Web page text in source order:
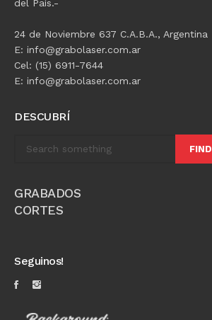
del País.-
24 de Noviembre 637 C.A.B.A., Argentina
E: info@grabolaser.com.ar
Cel: (15) 6911-7644
E: info@grabolaser.com.ar
DESCUBRÍ
FIND
GRABADOS
CORTES
Seguinos!